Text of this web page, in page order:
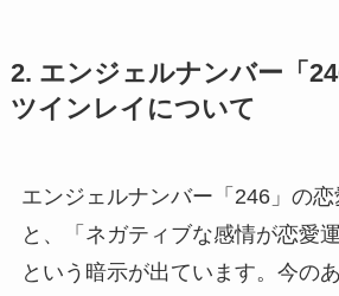
2. エンジェルナンバー「
ツインレイについて
エンジェルナンバー「246」の恋
と、「ネガティブな感情が恋愛
という暗示が出ています。今の